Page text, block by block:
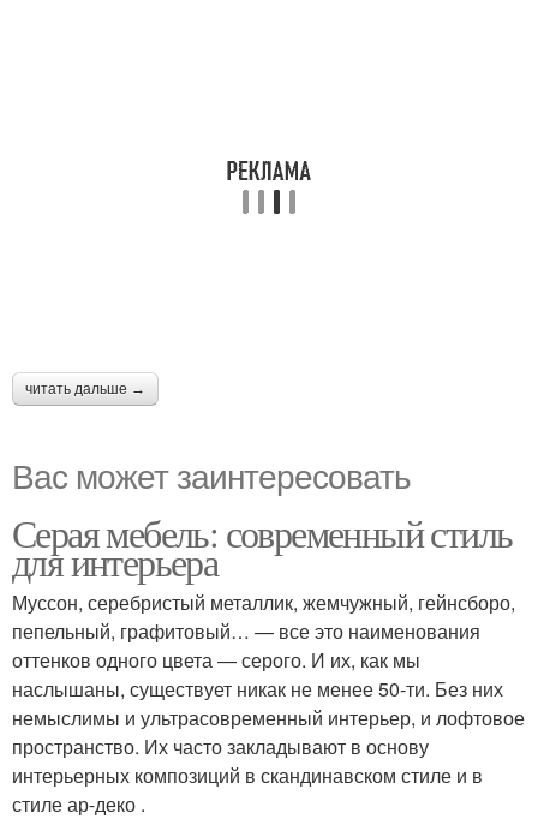
читать дальше →
Вас может заинтересовать
Серая мебель: современный стиль
для интерьера
Муссон, серебристый металлик, жемчужный, гейнсборо,
пепельный, графитовый… — все это наименования
оттенков одного цвета — серого. И их, как мы
наслышаны, существует никак не менее 50-ти. Без них
немыслимы и ультрасовременный интерьер, и лофтовое
пространство. Их часто закладывают в основу
интерьерных композиций в скандинавском стиле и в
стиле ар-деко .